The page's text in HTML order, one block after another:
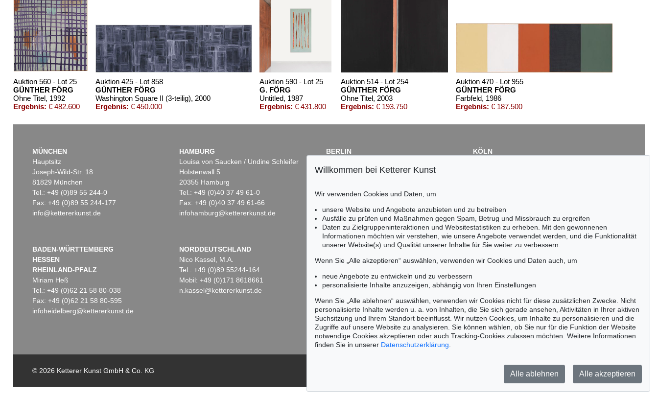
Auktion 560 - Lot 25
GÜNTHER FÖRG
Ohne Titel, 1992
Ergebnis: € 482.600
Auktion 425 - Lot 858
GÜNTHER FÖRG
Washington Square II (3-teilig), 2000
Ergebnis: € 450.000
Auktion 590 - Lot 25
G. FÖRG
Untitled, 1987
Ergebnis: € 431.800
Auktion 514 - Lot 254
GÜNTHER FÖRG
Ohne Titel, 2003
Ergebnis: € 193.750
Auktion 470 - Lot 955
GÜNTHER FÖRG
Farbfeld, 1986
Ergebnis: € 187.500
Auktion 530 - Lot 76
Auktion 535 - Lot 29
Auktion 606 - Lot 12
Auktion 600 - Lot 52
GÜNTHER FÖRG
, 1986
€ 154.800
Auktion 470 - Lot 956
GÜNTHER FÖRG
Fenster I
, 1989
Ergebnis: € 125.000
Auktion 541 - Lot 209
G. FÖRG
Aller Retour , 2008
Ergebnis:€ 120.650
Ohne Titel, 1999
Ergebnis:€ 116.100
MÜNCHEN
Hauptsitz
Joseph-Wild-Str. 18
81829 München
Tel.: +49 (0)89 55 244-0
Fax: +49 (0)89 55 244-177
info@kettererkunst.de
HAMBURG
Louisa von Saucken / Undine Schleifer
Holstenwall 5
20355 Hamburg
Tel.: +49 (0)40 37 49 61-0
Fax: +49 (0)40 37 49 61-66
infohamburg@kettererkunst.de
BERLIN
Fasanenstr. 70
Tel.: +49 (0)30 88 67 53-63
infoberlin@kettererkunst.de
KÖLN
BADEN-WÜRTTEMBERG
HESSEN
RHEINLAND-PFALZ
Miriam Heß
Tel.: +49 (0)62 21 58 80-038
Fax: +49 (0)62 21 58 80-595
infoheidelberg@kettererkunst.de
NORDDEUTSCHLAND
Nico Kassel, M.A.
Tel.: +49 (0)89 55244-164
Mobil: +49 (0)171 8618661
n.kassel@kettererkunst.de
Keine Auktion mehr verpassen!
Wir informieren Sie rechtzeitig.
Jetzt zum Newsletter anmelden >
© 2026 Ketterer Kunst GmbH & Co. KG Datenschutz
Impressum
Barrierefreiheit
Willkommen bei Ketterer Kunst
Wir verwenden Cookies und Daten, um
unsere Website und Angebote anzubieten und zu betreiben
Ausfälle zu prüfen und Maßnahmen gegen Spam, Betrug und Missbrauch zu ergreifen
Daten zu Zielgruppeninteraktionen und Websitestatistiken zu erheben. Mit den gewonnenen
Informationen möchten wir verstehen, wie unsere Angebote verwendet werden, und die Funktionalität
unserer Website(s) und Qualität unserer Inhalte für Sie weiter zu verbessern.
Wenn Sie „Alle akzeptieren“ auswählen, verwenden wir Cookies und Daten auch, um
neue Angebote zu entwickeln und zu verbessern
personalisierte Inhalte anzuzeigen, abhängig von Ihren Einstellungen
Wenn Sie „Alle ablehnen“ auswählen, verwenden wir Cookies nicht für diese zusätzlichen Zwecke. Nicht
personalisierte Inhalte werden u. a. von Inhalten, die Sie sich gerade ansehen, Aktivitäten in Ihrer aktiven
Suchsitzung und Ihrem Standort beeinflusst. Wir nutzen Cookies, um Inhalte zu personalisieren und die
Zugriffe auf unsere Website zu analysieren. Sie können wählen, ob Sie nur für die Funktion der Website
notwendige Cookies akzeptieren oder auch Tracking-Cookies zulassen möchten. Weitere Informationen
finden Sie in unserer Datenschutzerklärung
Alle ablehnen Alle akzeptieren